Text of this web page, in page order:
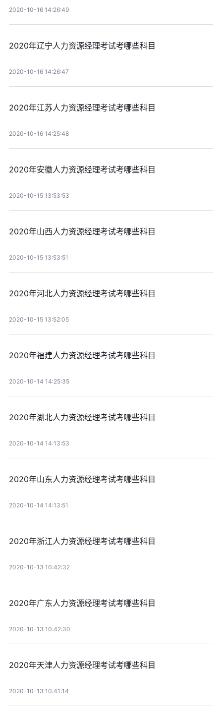
2020-10-16 14:26:49
2020年辽宁人力资源经理考试考哪些科目
2020-10-16 14:26:47
2020年江苏人力资源经理考试考哪些科目
2020-10-16 14:25:48
2020年安徽人力资源经理考试考哪些科目
2020-10-15 13:53:53
2020年山西人力资源经理考试考哪些科目
2020-10-15 13:53:51
2020年河北人力资源经理考试考哪些科目
2020-10-15 13:52:05
2020年福建人力资源经理考试考哪些科目
2020-10-14 14:25:35
2020年湖北人力资源经理考试考哪些科目
2020-10-14 14:13:53
2020年山东人力资源经理考试考哪些科目
2020-10-14 14:13:51
2020年浙江人力资源经理考试考哪些科目
2020-10-13 10:42:32
2020年广东人力资源经理考试考哪些科目
2020-10-13 10:42:30
2020年天津人力资源经理考试考哪些科目
2020-10-13 10:41:14